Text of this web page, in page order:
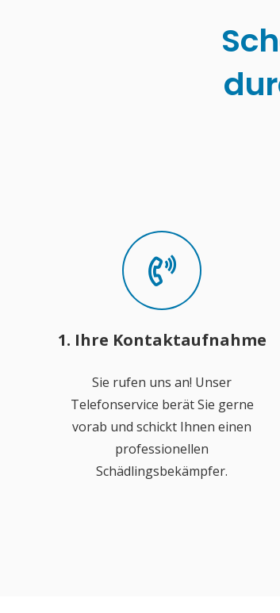
1. Ihre Kontaktaufnahme
Sie rufen uns an! Unser
Telefonservice berät Sie gerne
vorab und schickt Ihnen einen
professionellen
Schädlingsbekämpfer.